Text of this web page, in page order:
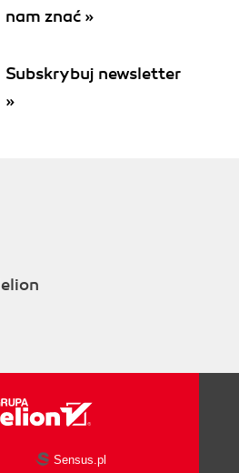
nam znać »
Subskrybuj newsletter
»
Sensus.pl